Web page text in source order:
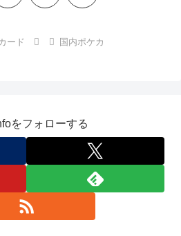
ード 国内ポケカ
をフォローする